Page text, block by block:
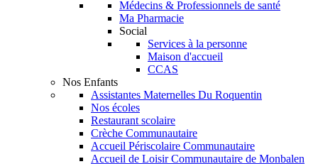
Médecins & Professionnels de santé
Ma Pharmacie
Social
Services à la personne
Maison d'accueil
CCAS
Nos Enfants
Assistantes Maternelles Du Roquentin
Nos écoles
Restaurant scolaire
Crèche Communautaire
Accueil Périscolaire Communautaire
Accueil de Loisir Communautaire de Monbalen